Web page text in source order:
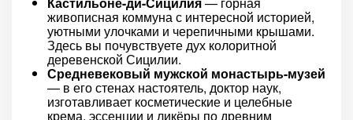
живописная коммуна с интересной историей,
уютными улочками и черепичными крышами.
Здесь вы почувствуете дух колоритной
деревенской Сицилии.
Средневековый мужской монастырь-музей
— в его стенах настоятель, доктор наук,
изготавливает косметические и целебные
крема, эссенции и ликёры по древним